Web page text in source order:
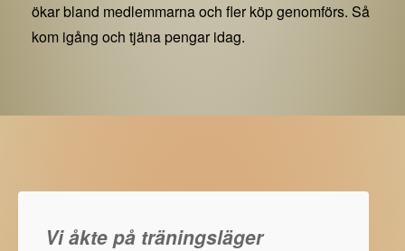
ökar bland medlemmarna och fler köp genomförs. Så
kom igång och tjäna pengar idag.
Vi åkte på träningsläger